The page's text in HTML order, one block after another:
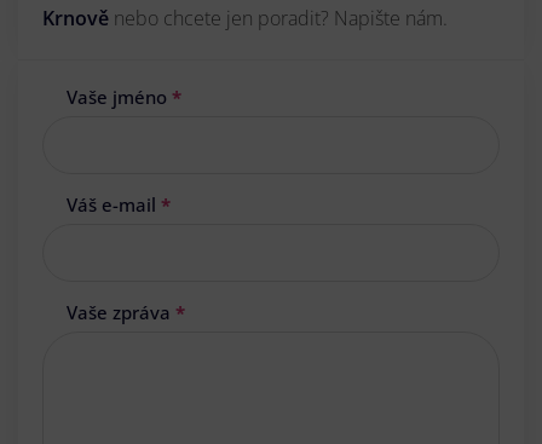
Krnově nebo chcete jen poradit? Napište nám.
Vaše jméno *
Váš e-mail *
Vaše zpráva *